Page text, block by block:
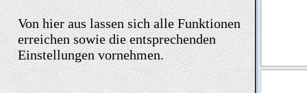
Von hier aus lassen sich alle Funktionen
erreichen sowie die entsprechenden
Einstellungen vornehmen.